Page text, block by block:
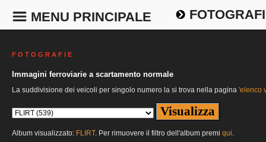
MENU PRINCIPALE
F O T O G R A F I E
Immagini ferroviarie a scartamento normale
La suddivisione dei veicoli per singolo numero la si trova nella pagina 'elenco
Album visualizzato: FLIRT. Per rimuovere il filtro dell'album premi qui.